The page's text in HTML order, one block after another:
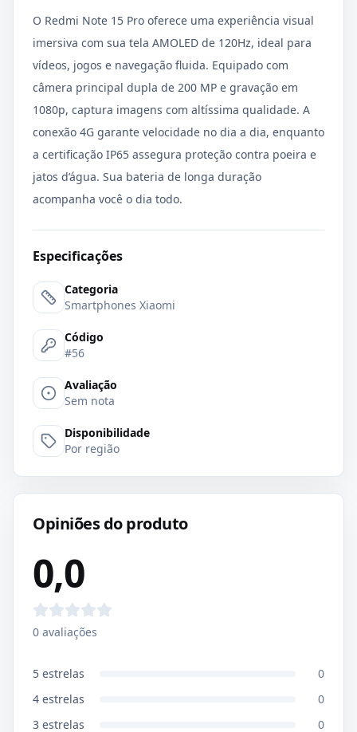
O Redmi Note 15 Pro oferece uma experiência visual
imersiva com sua tela AMOLED de 120Hz, ideal para
vídeos, jogos e navegação fluida. Equipado com
câmera principal dupla de 200 MP e gravação em
1080p, captura imagens com altíssima qualidade. A
conexão 4G garante velocidade no dia a dia, enquanto
a certificação IP65 assegura proteção contra poeira e
jatos d’água. Sua bateria de longa duração
acompanha você o dia todo.
Especificações
Categoria
Smartphones Xiaomi
Código
#56
Avaliação
Sem nota
Disponibilidade
Por região
Opiniões do produto
0,0
0 avaliações
5 estrelas
0
4 estrelas
0
3 estrelas 0